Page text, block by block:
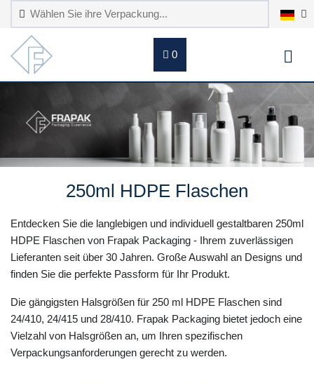
0
250ml HDPE Flaschen
Entdecken Sie die langlebigen und individuell gestaltbaren 250ml
HDPE Flaschen von Frapak Packaging - Ihrem zuverlässigen
Lieferanten seit über 30 Jahren. Große Auswahl an Designs und
finden Sie die perfekte Passform für Ihr Produkt.
Die gängigsten Halsgrößen für 250 ml HDPE Flaschen sind
24/410, 24/415 und 28/410. Frapak Packaging bietet jedoch eine
Vielzahl von Halsgrößen an, um Ihren spezifischen
Verpackungsanforderungen gerecht zu werden.